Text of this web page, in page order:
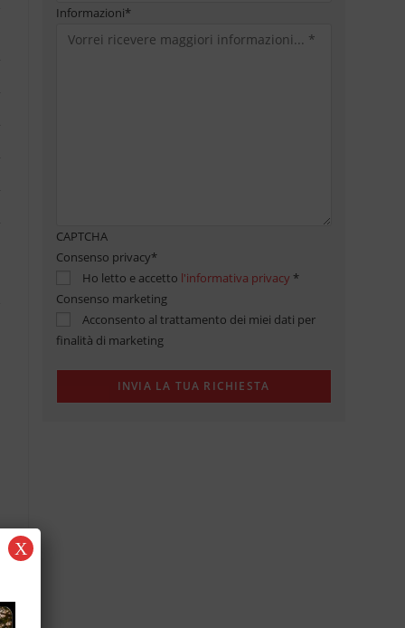
Informazioni*
CAPTCHA
Consenso privacy*
Ho letto e accetto l'informativa privacy *
Consenso marketing
Acconsento al trattamento dei miei dati per
finalità di marketing
X